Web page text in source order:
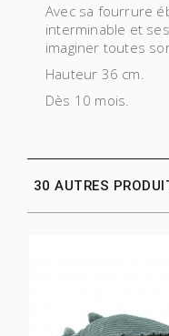
Avec sa fourrure
interminable et
imaginer toutes
Hauteur 36 cm.
Dès 10 mois.
30 AUTRES